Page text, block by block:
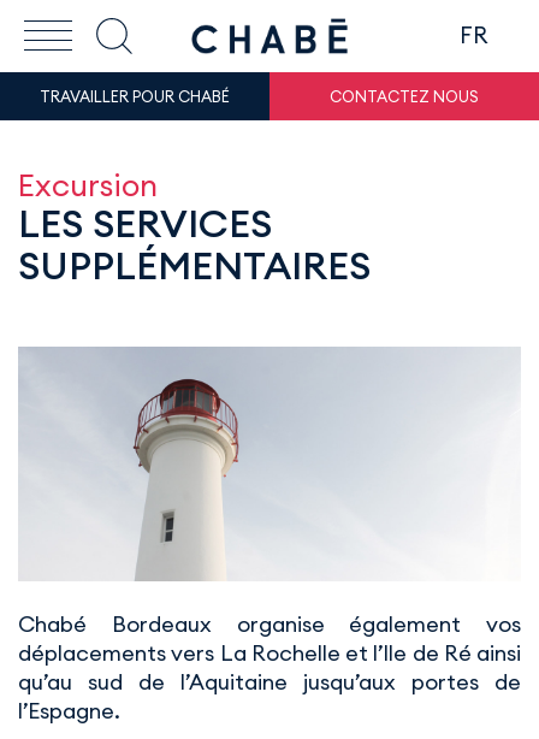
FR
TRAVAILLER POUR CHABÉ CONTACTEZ NOUS
Excursion
LES SERVICES
SUPPLÉMENTAIRES
Chabé Bordeaux organise également vos
déplacements vers La Rochelle et l’Ile de Ré ainsi
qu’au sud de l’Aquitaine jusqu’aux portes de
l’Espagne.